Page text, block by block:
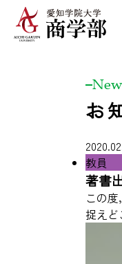
お
教員
著書
この
捉えど